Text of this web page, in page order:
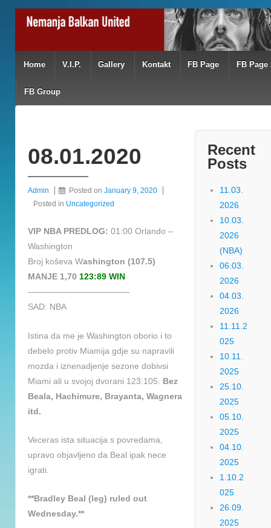
Home V.I.P. Gallery Kontakt FB Page FB Page
FB Group
08.01.2020
Admin Posted on January 9, 2020
Posted in Uncategorized
VIP NBA PREDLOG: 01:00 Orlando –
Washington
Broj koševa Washington (107.5)
MANJE 1,70 123:89 WIN
————————————
SAD: NBA
Istina da me je Washington oborio i to
debelo protiv Miamija gdje su napravili
mozda i iznenadjenje sezone dobivsi
Miami ali u svojoj dvorani 123:105. Bez
Beala, Hachimure, Brayanta, Wagnera
itd.
Veceras ista situacija s povredama,
upravo objavljeno da Beal ipak nece
igrati.
**Bradley Beal (leg) ruled out
Wednesday.**
Recent
Posts
11.03.
2026
10.03.
2026
(NBA)
06.03.
2026
04.03.
2026
11.11.2
025
10.11.
2025
25.10.
2025
05.10.
2025
04.10.
2025
1.10.2
025
26.09.
2025